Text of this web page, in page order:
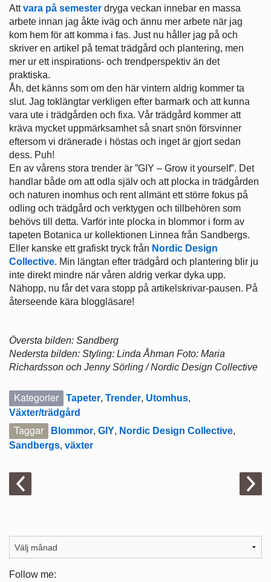
Attvara på semester dryga veckan innebar en massa
arbete innan jag åkte iväg och ännu mer arbete när jag
kom hem för att komma i fas. Just nu håller jag på och
skriver en artikel på temat trädgård och plantering, men
mer ur ett inspirations- och trendperspektiv än det
praktiska.
Åh, det känns som om den här vintern aldrig kommer ta
slut. Jag toklängtar verkligen efter barmark och att kunna
vara ute i trädgården och fixa. Vår trädgård kommer att
kräva mycket uppmärksamhet så snart snön försvinner
eftersom vi dränerade i höstas och inget är gjort sedan
dess. Puh!
En av vårens stora trender är ”GIY – Grow it yourself”. Det
handlar både om att odla själv och att plocka in trädgården
och naturen inomhus och rent allmänt ett större fokus på
odling och trädgård och verktygen och tillbehören som
behövs till detta. Varför inte plocka in blommor i form av
tapeten Botanica ur kollektionen Linnea från Sandbergs.
Eller kanske ett grafiskt tryck från Nordic Design
Collective. Min längtan efter trädgård och plantering blir ju
inte direkt mindre när våren aldrig verkar dyka upp.
Nähopp, nu får det vara stopp på artikelskrivar-pausen. På
återseende kära bloggläsare!
Översta bilden: Sandberg
Nedersta bilden: Styling: Linda Åhman Foto: Maria
Richardsson och Jenny Sörling / Nordic Design Collective
Kategorier Tapeter, Trender, Utomhus,
Växter/trädgård
Taggar Blommor, GIY, Nordic Design Collective,
Sandbergs, växter
Follow me: